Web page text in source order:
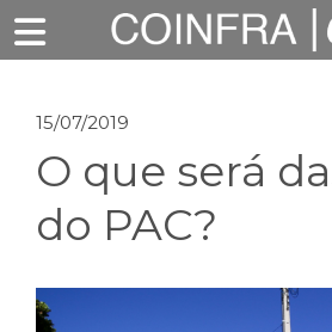
15/07/2019
O que será
do PAC?